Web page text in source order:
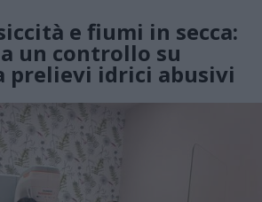
e fiumi in secca:
un controllo su
prelievi idrici abusivi